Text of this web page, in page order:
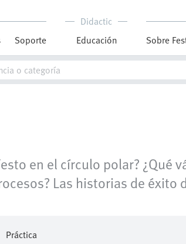
Soporte
Didactic
Educación
Sobre
en el círculo polar? ¿Qué
Las historias de
Práctica